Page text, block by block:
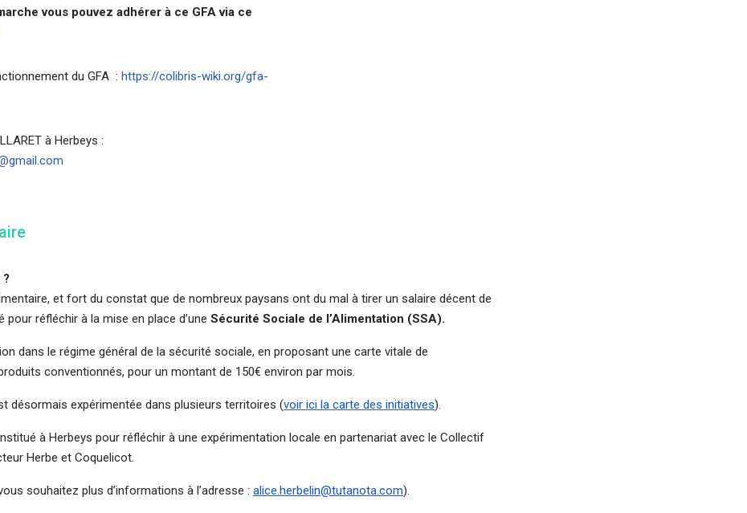
vous pouvez adhérer à ce GFA via ce
du GFA : https://colibris-wiki.org/gfa-
à Herbeys :
et fort du constat que de nombreux paysans ont du mal à tirer un salaire décent de
réfléchir à la mise en place d’une Sécurité Sociale de l’Alimentation (SSA).
dans le régime général de la sécurité sociale, en proposant une carte vitale de
conventionnés, pour un montant de 150€ environ par mois
désormais expérimentée dans plusieurs territoires (voir ici la carte des initiatives).
à Herbeys pour réfléchir à une expérimentation locale en partenariat avec le Collectif
Herbe et Coquelicot.
souhaitez plus d’informations à l’adresse : alice.herbelin@tutanota.com).